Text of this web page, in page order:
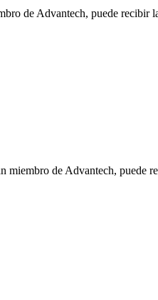
de Advantech, puede recibir
de Advantech, puede